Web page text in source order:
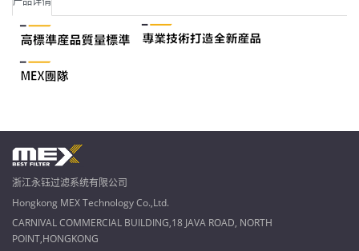
浙江永钰过滤系统有限公司
Hongkong MEX Technology Co.,Ltd.
CARNIVAL COMMERCIAL BUILDING,18 JAVA ROAD, NORTH
POINT,HONGKONG